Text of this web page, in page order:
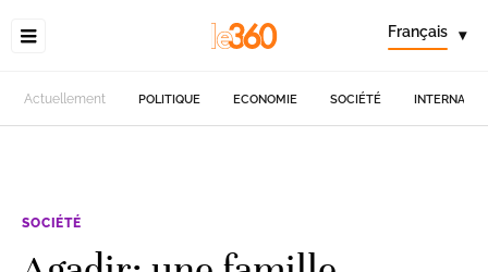
Français ▾
Actuellement POLITIQUE ECONOMIE SOCIÉTÉ
SOCIÉTÉ